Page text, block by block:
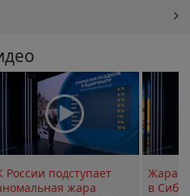
России подступает
жара
Жара в
в